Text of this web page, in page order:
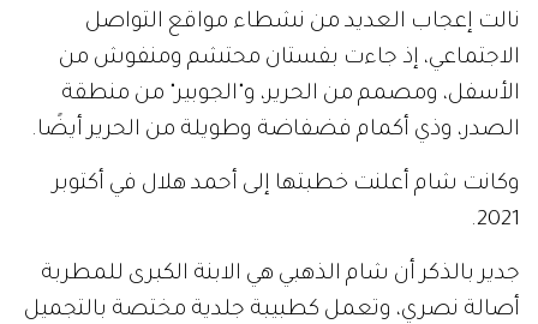
نالت إعجاب العديد من نشطاء مواقع التواصل
الاجتماعي، إذ جاءت بفستان محتشم ومنفوش من
الأسفل، ومصمم من الحرير، و"الجوبير" من منطقة
الصدر، وذي أكمام فضفاضة وطويلة من الحرير أيضًا.
وكانت شام أعلنت خطبتها إلى أحمد هلال في أكتوبر
2021.
جدير بالذكر أن شام الذهبي هي الابنة الكبرى للمطربة
أصالة نصري، وتعمل كطبيبة جلدية مختصة بالتجميل